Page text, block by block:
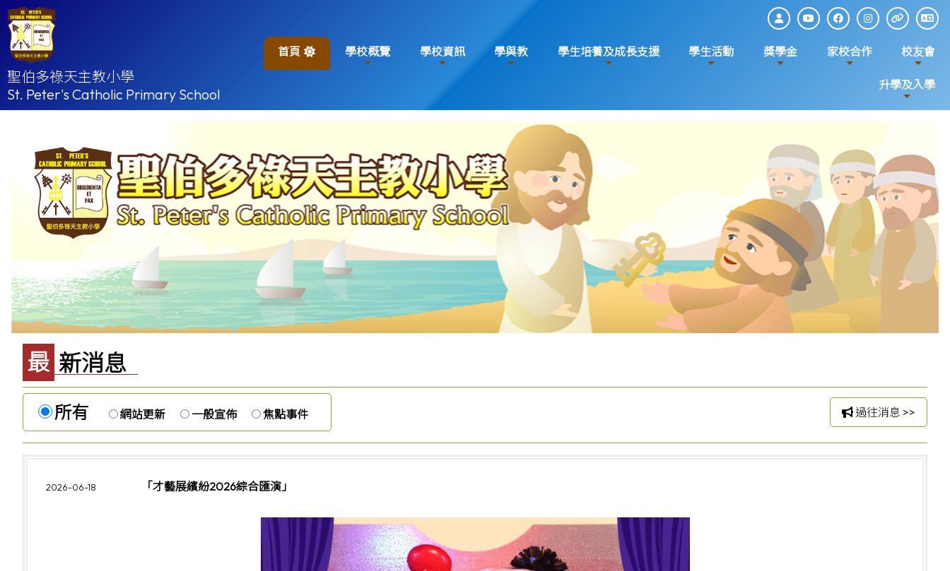
聖伯多祿天主教小學
St. Peter's Catholic Primary School
首頁 學校概覽 學校資訊 學與教 學生培養及成長支援 學生活動 獎學金 家校合作 校友會
升學及入學
最新消息
所有 網站更新 一般宣佈 焦點事件 過往消息 >>
2026-06-18 「才藝展繽紛2026綜合匯演」